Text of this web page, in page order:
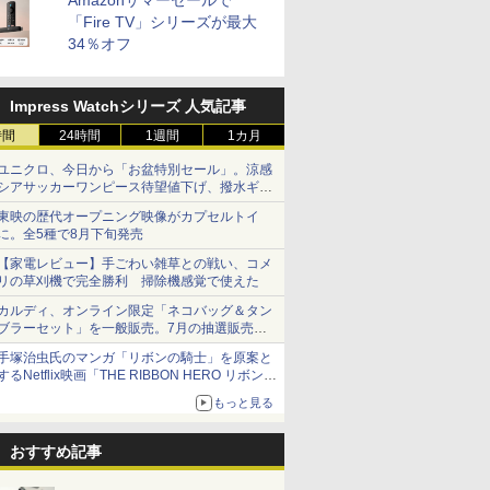
「Fire TV」シリーズが最大
34％オフ
Impress Watchシリーズ 人気記事
24時間 1週間 1カ月
ニクロ、今日から「お盆特別セール」。涼感
アサッカーワンピース待望値下げ、撥水ギア
ョーツは1990円に
映の歴代オープニング映像がカプセルトイ
。全5種で8月下旬発売
家電レビュー】手ごわい雑草との戦い、コメ
の草刈機で完全勝利 掃除機感覚で使えた
ルディ、オンライン限定「ネコバッグ＆タン
ラーセット」を一般販売。7月の抽選販売の
選無効分
塚治虫氏のマンガ「リボンの騎士」を原案と
るNetflix映画「THE RIBBON HERO リボンヒ
もっと見る
おすすめ記事